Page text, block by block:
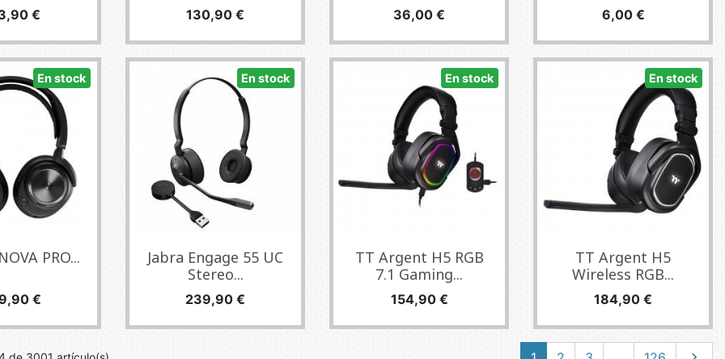
€ Precio
130,90 € Precio
36,00 € Precio
6,00 €
En stock
PRO...
€
En stock
Jabra Engage 55 UC
Stereo...
Precio
239,90 €
En stock
TT Argent H5 RGB
7.1 Gaming...
Precio
154,90 €
En stock
TT Argent H5
Wireless RGB...
Precio
184,90 €